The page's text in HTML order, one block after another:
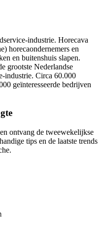
industrie. Horecava
horecaondernemers en
en buitenshuis slapen.
grootste Nederlandse
industrie. Circa 60.000
geïnteresseerde bedrijven
ontvang de tweewekelijkse
tips en de laatste trends